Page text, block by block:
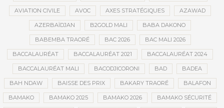
AVIATION CIVILE AVOC AXES STRATÉGIQUES AZAWAD
AZERBAÏDJAN B2GOLD MALI BABA DAKONO
BABEMBA TRAORÉ BAC 2026 BAC MALI 2026
BACCALAURÉAT BACCALAURÉAT 2021 BACCALAURÉAT 2024
BACCALAURÉAT MALI BACODJICORONI BAD BADEA
BAH NDAW BAISSE DES PRIX BAKARY TRAORÉ BALAFON
BAMAKO BAMAKO 2025 BAMAKO 2026 BAMAKO SÉCURITÉ